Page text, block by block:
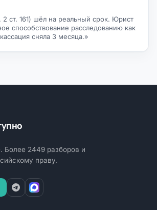
ст. 161) шёл на реальный срок. Юрист
способствование расследованию как
сняла 3 месяца.»
Более 2449 разборов и
праву.